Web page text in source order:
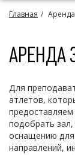
Главная
АРЕНДА
Для
атлетов,
подобрать
оснащению для
направлений,